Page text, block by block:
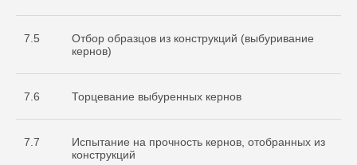
7.5
Отбор образцов из конструкций (выбуривание
кернов)
7.6 Торцевание выбуренных кернов
7.7
Испытание на прочность кернов, отобранных из
конструкций